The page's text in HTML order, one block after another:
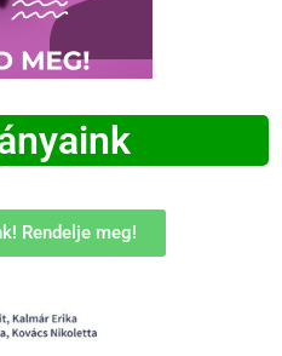
Rendelje meg!